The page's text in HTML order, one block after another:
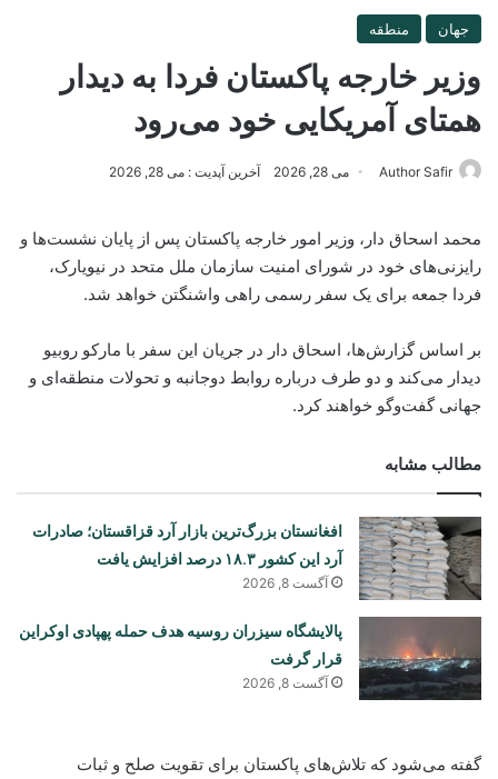
جهان منطقه
وزیر خارجه پاکستان فردا به دیدار
همتای آمریکایی خود می‌رود
Author Safir می 28, 2026 آخرین آپدیت : می 28, 2026
محمد اسحاق دار، وزیر امور خارجه پاکستان پس از پایان نشست‌ها و
رایزنی‌های خود در شورای امنیت سازمان ملل متحد در نیویارک،
فردا جمعه برای یک سفر رسمی راهی واشنگتن خواهد شد.
بر اساس گزارش‌ها، اسحاق دار در جریان این سفر با مارکو روبیو
دیدار می‌کند و دو طرف درباره روابط دوجانبه و تحولات منطقه‌ای و
جهانی گفت‌وگو خواهند کرد.
مطالب مشابه
افغانستان بزرگ‌ترین بازار آرد قزاقستان؛ صادرات
آرد این کشور ۱۸.۳ درصد افزایش یافت
آگست 8, 2026
پالایشگاه سیزران روسیه هدف حمله پهپادی اوکراین
قرار گرفت
آگست 8, 2026
گفته می‌شود که تلاش‌های پاکستان برای تقویت صلح و ثبات